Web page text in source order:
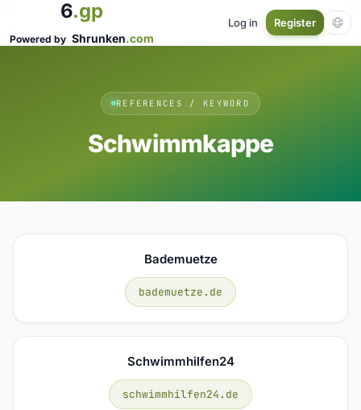
6.gp
Powered by Shrunken.com
Log in Register
REFERENCES / KEYWORD
Schwimmkappe
Bademuetze
bademuetze.de
Schwimmhilfen24
schwimmhilfen24.de